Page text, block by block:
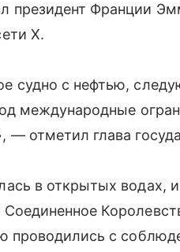
президент Франции
X.
судно с нефтью,
международные
— отметил глава
в открытых водах,
проводились с